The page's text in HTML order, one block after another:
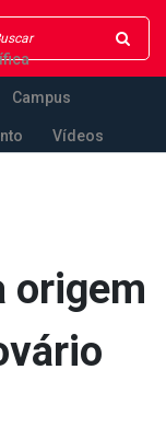
Campus
Vídeos
origem